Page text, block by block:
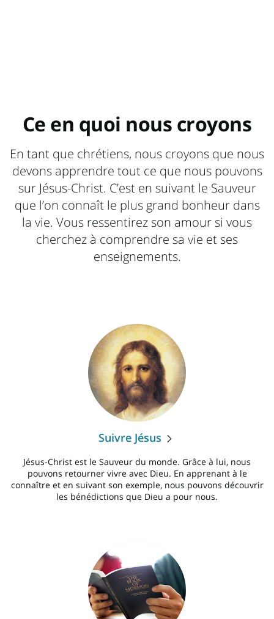
Ce en quoi nous croyons
En tant que chrétiens, nous croyons que nous
devons apprendre tout ce que nous pouvons
sur Jésus-Christ. C’est en suivant le Sauveur
que l’on connaît le plus grand bonheur dans
la vie. Vous ressentirez son amour si vous
cherchez à comprendre sa vie et ses
enseignements.
Suivre Jésus
Jésus-Christ est le Sauveur du monde. Grâce à lui, nous
pouvons retourner vivre avec Dieu. En apprenant à le
connaître et en suivant son exemple, nous pouvons découvrir
les bénédictions que Dieu a pour nous.